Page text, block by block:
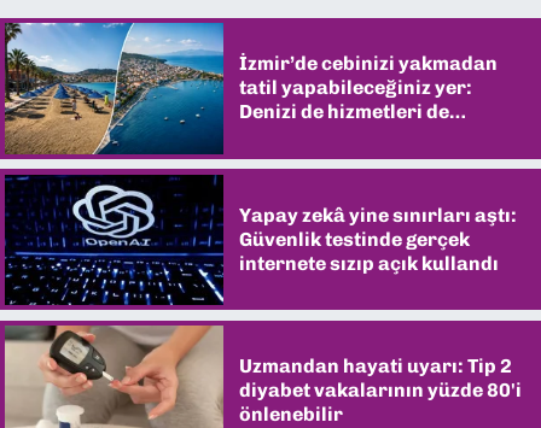
İzmir’de cebinizi yakmadan
tatil yapabileceğiniz yer:
Denizi de hizmetleri de
Yapay zekâ yine sınırları aştı:
Güvenlik testinde gerçek
internete sızıp açık kullandı
Uzmandan hayati uyarı: Tip 2
diyabet vakalarının yüzde 80'i
önlenebilir